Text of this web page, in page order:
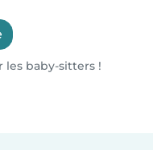
les baby-sitters !